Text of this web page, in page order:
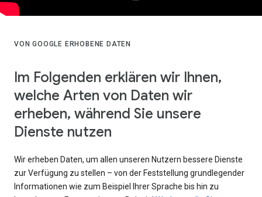
VON GOOGLE ERHOBENE DATEN
Im Folgenden erklären wir Ihnen,
welche Arten von Daten wir
erheben, während Sie unsere
Dienste nutzen
Wir erheben Daten, um allen unseren Nutzern bessere Dienste
zur Verfügung zu stellen – von der Feststellung grundlegender
Informationen wie zum Beispiel Ihrer Sprache bis hin zu